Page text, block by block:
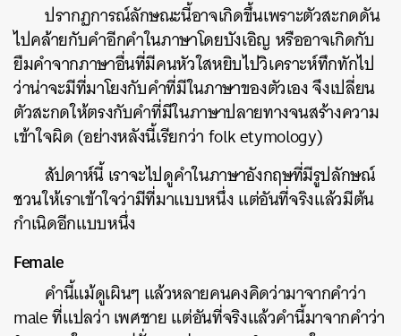
ปรากฏการณ์ลักษณะนี้อาจเกิดขึ้นเพราะตัวสะกดดัน
ไปคล้ายกับคำอีกคำในภาษาโดยบังเอิญ หรืออาจเกิดกับ
ยืมคำจากภาษาอื่นที่มีคนหัวใสหยิบไปวิเคราะห์ทึกทักไป
ว่าน่าจะมีที่มาโยงกับคำที่มีในภาษาของตัวเอง จึงเปลี่ยน
ตัวสะกดให้ตรงกับคำที่มีในภาษาปลายทางจนสร้างความ
เข้าใจผิด (อย่างหลังนี้เรียกว่า folk etymology)
สัปดาห์นี้ เราจะไปดูคำในภาษาอังกฤษที่มีรูปลักษณ์
ชวนให้เราเข้าใจว่ามีที่มาแบบหนึ่ง แต่อันที่จริงแล้วมีต้น
กำเนิดอีกแบบหนึ่ง
Female
คำนี้แม้ดูเผินๆ แล้วหลายคนคงคิดว่ามาจากคำว่า
male ที่แปลว่า เพศชาย แต่อันที่จริงแล้วคำนี้มาจากคำว่า